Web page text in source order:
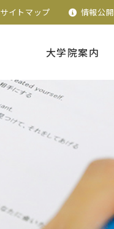
大学院案内
サイトマップ 情報公開